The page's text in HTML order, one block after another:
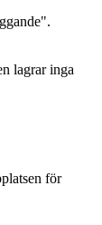
lagrar inga
för